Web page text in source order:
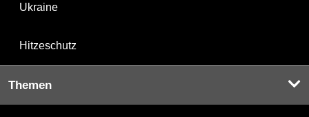
Ukraine
Hitzeschutz
Themen